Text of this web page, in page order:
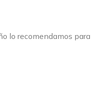
lo recomendamos para